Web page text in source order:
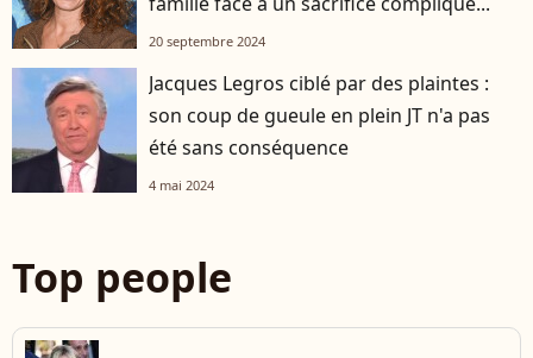
20 septembre 2024
Jacques Legros ciblé par des plaintes :
son coup de gueule en plein JT n'a pas
été sans conséquence
4 mai 2024
Top people